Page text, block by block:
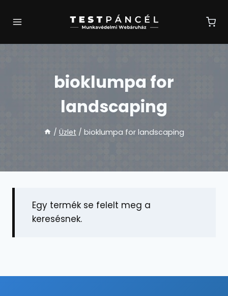
bioklumpa for
landscaping
/ Üzlet / bioklumpa for landscaping
Egy termék se felelt meg a
keresésnek.